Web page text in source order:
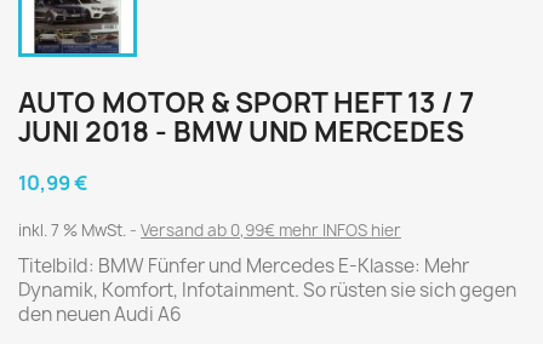
AUTO MOTOR & SPORT HEFT 13 / 7
JUNI 2018 - BMW UND MERCEDES
10,99 €
inkl. 7 % MwSt. Versand ab 0,99€ mehr INFOS hier
Titelbild: BMW Fünfer und Mercedes E-Klasse: Mehr
Dynamik, Komfort, Infotainment. So rüsten sie sich gegen
den neuen Audi A6